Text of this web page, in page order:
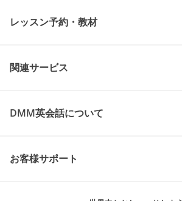
レッスン予約・教材
関連サービス
DMM英会話について
お客様サポート